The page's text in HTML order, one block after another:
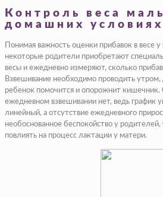
Контроль веса
домашних условиях
Понимая важность оценки прибавок в весе
некоторые родители приобретают
весы и ежедневно измеряют, сколько
Взвешивание необходимо проводить утром,
ребенок помочится и опорожнит кишечник.
ежедневном взвешивании нет, ведь график
линейный, а отсутствие ежедневного
необоснованное беспокойство у
повлиять на процесс лактации у матери.